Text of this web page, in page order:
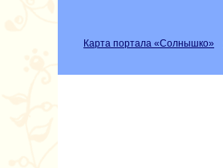
Карта портала «Солнышко»